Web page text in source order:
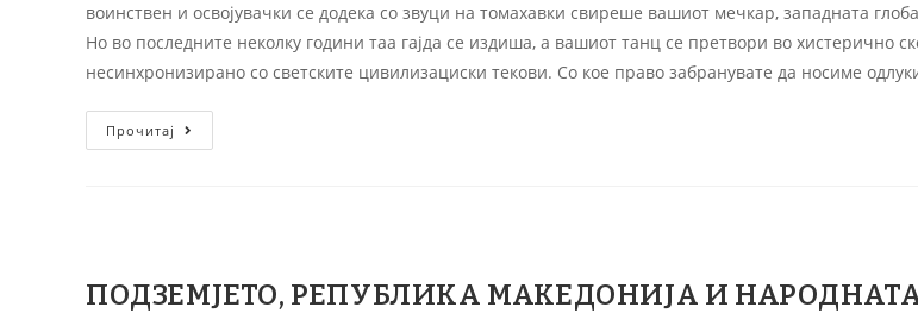
воинствен и освојувачки се додека со звуци на томахавки свиреше вашиот мечкар, западната
Но во последните неколку години таа гајда се издиша, а вашиот танц се претвори во хистерично
несинхронизирано со светските цивилизациски текови. Со кое право забранувате да носиме
Прочитај
ПОДЗЕМЈЕТО, РЕПУБЛИКА МАКЕДОНИЈА И